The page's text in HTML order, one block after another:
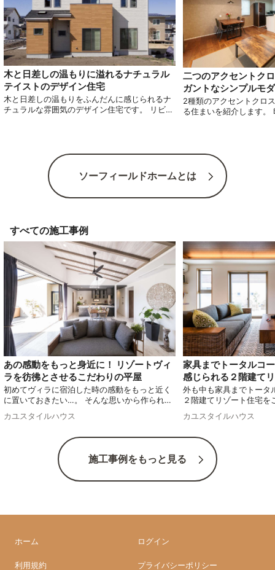
木と日差しの温もりに溢れるナチュラル
テイストのデザイン住宅
木と日差しの温もりをふんだんに感じられるナ
チュラルな雰囲気のデザイン住宅です。 リビン
二つのアクセントク
ガントなシンプルモ
2種類のアクセントクロ
る住まいを紹介します。
ソーフィールドホームとは
すべての施工事例
あの感動をもっと身近に！ リゾートヴィ
ラを彷彿とさせるこだわりの平屋
初めてヴィラに宿泊した時の感動をもっと近く
に置いておきたい…。 そんな思いから作られた
カユスタイルハウス
家具までトータルコ
感じられる２階建て
外も中も家具までトータ
２階建てリゾート住宅を
力です！
カユスタイルハウス
施工事例をもっと見る
ホーム ログイン
利用規約 プライバシーポリシー